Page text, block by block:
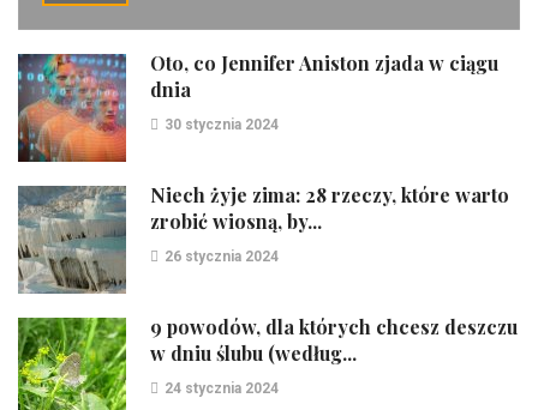
Oto, co Jennifer Aniston zjada w ciągu
dnia
30 stycznia 2024
Niech żyje zima: 28 rzeczy, które warto
zrobić wiosną, by...
26 stycznia 2024
9 powodów, dla których chcesz deszczu
w dniu ślubu (według...
24 stycznia 2024